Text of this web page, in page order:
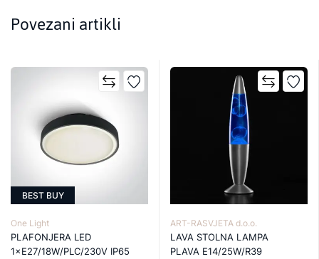
Povezani artikli
BEST BUY
One Light
PLAFONJERA LED
1×E27/18W/PLC/230V IP65
ART-RASVJETA d.o.o.
LAVA STOLNA LAMPA
PLAVA E14/25W/R39